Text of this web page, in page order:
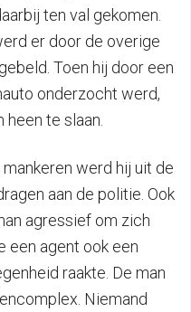
ten val gekomen.
er door de overige
Toen hij door een
onderzocht werd,
heen te slaan.
werd hij uit de
aan de politie. Ook
agressief om zich
een agent ook een
raakte. De man
Niemand